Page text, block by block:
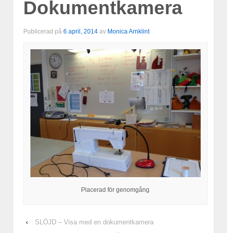
Dokumentkamera
Publicerad på 6 april, 2014 av Monica Arnklint
Placerad för genomgång
‹
SLÖJD – Visa med en dokumentkamera